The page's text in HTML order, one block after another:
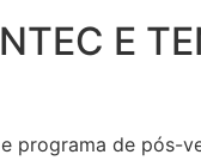
E
programa de pós-